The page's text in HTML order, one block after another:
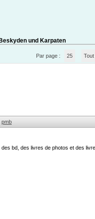
und Karpaten
Par page : 25
pmb
bd, des livres de photos et des